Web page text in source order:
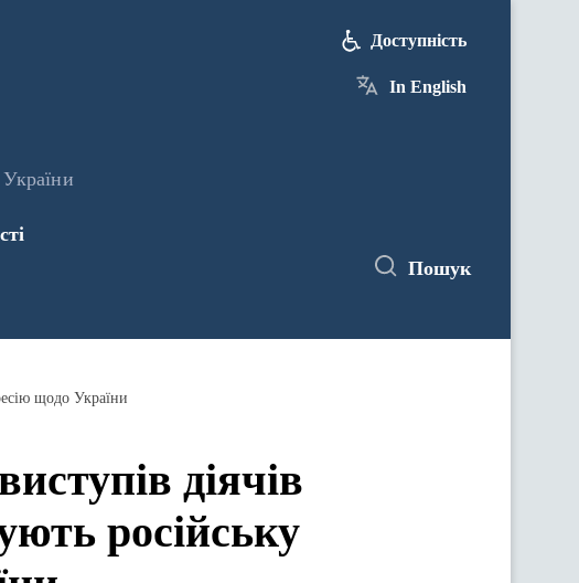
Доступність
In English
Пошук
щодо України
діячів
російську